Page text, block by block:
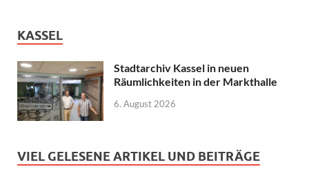
KASSEL
Stadtarchiv Kassel in neuen
Räumlichkeiten in der Markthalle
6. August 2026
VIEL GELESENE ARTIKEL UND BEITRÄGE